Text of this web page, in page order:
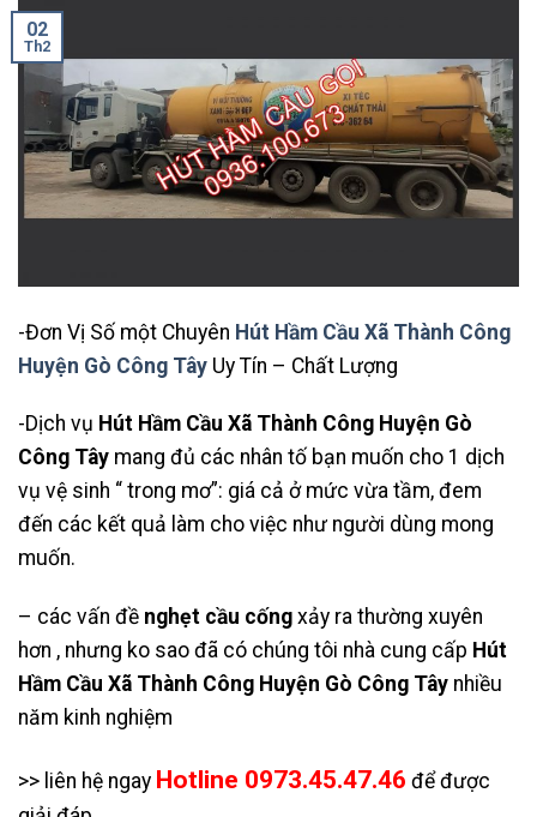
02
Th2
-Đơn Vị Số một Chuyên Hút Hầm Cầu Xã Thành Công
Huyện Gò Công Tây Uy Tín – Chất Lượng
-Dịch vụ Hút Hầm Cầu Xã Thành Công Huyện Gò
Công Tây mang đủ các nhân tố bạn muốn cho 1 dịch
vụ vệ sinh “ trong mơ”: giá cả ở mức vừa tầm, đem
đến các kết quả làm cho việc như người dùng mong
muốn.
– các vấn đề nghẹt cầu cống xảy ra thường xuyên
hơn , nhưng ko sao đã có chúng tôi nhà cung cấp Hút
Hầm Cầu Xã Thành Công Huyện Gò Công Tây nhiều
năm kinh nghiệm
>> liên hệ ngay Hotline 0973.45.47.46 để được